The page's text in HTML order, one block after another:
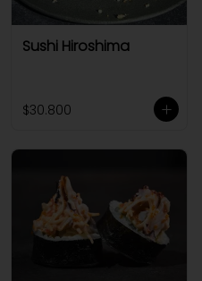
Sushi Hiroshima
$30.800